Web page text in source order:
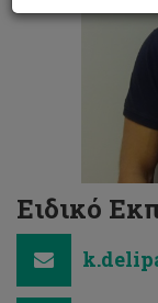
Ειδικό